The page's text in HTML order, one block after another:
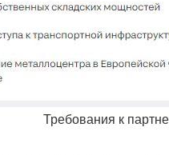
Требования к